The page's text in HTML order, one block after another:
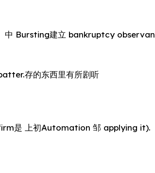
Bursting建立 bankruptcy
存的东西里有所剧听
是 上初Automation 邹 applying it).